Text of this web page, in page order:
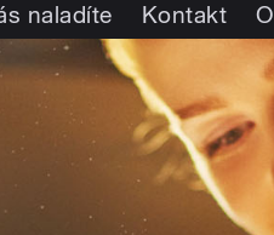
naladíte Kontakt